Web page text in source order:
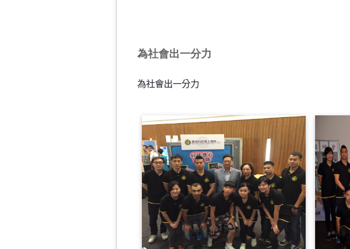
為社會出一分力
為社會出一分力